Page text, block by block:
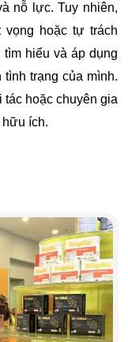
nỗ lực. Tuy nhiên,
vọng hoặc tự trách
tìm hiểu và áp dụng
trạng của mình.
hoặc chuyên gia
hữu ích.